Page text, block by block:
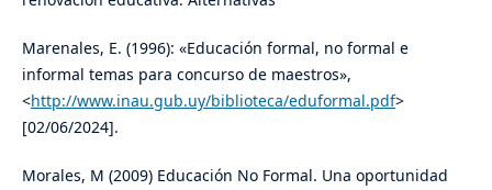
Marenales, E. (1996): «Educación formal, no formal e
informal temas para concurso de maestros»,
<http://www.inau.gub.uy/biblioteca/eduformal.pdf>
[02/06/2024].
Morales, M (2009) Educación No Formal. Una oportunidad